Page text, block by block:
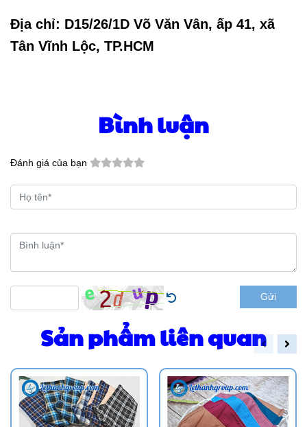
Địa chỉ: D15/26/1D Võ Văn Vân, ấp 41, xã
Tân Vĩnh Lộc, TP.HCM
Bình luận
Đánh giá của bạn
Gửi
Sản phẩm liên quan